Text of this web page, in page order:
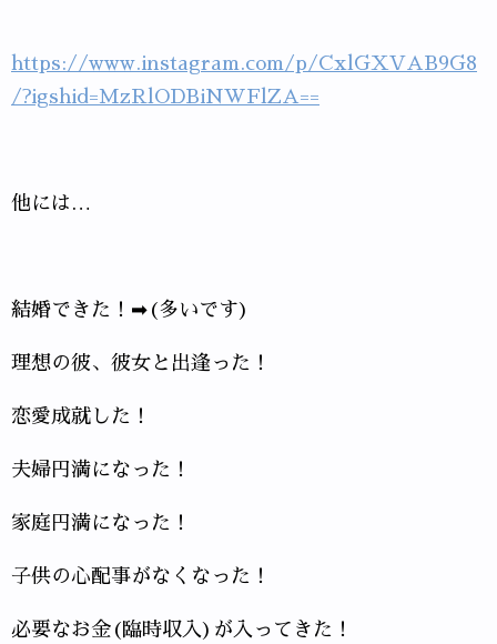
https://www.instagram.com/p/CxlGXVAB9G8
/?igshid=MzRlODBiNWFlZA==
他には…
結婚できた！➡(多いです)
理想の彼、彼女と出逢った！
恋愛成就した！
夫婦円満になった！
家庭円満になった！
子供の心配事がなくなった！
必要なお金(臨時収入)が入ってきた！